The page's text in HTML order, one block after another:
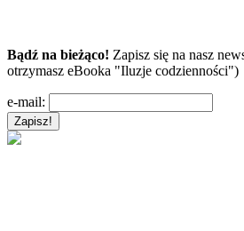
Bądź na bieżąco! Zapisz się na nasz
otrzymasz eBooka "Iluzje codzienności")
e-mail: